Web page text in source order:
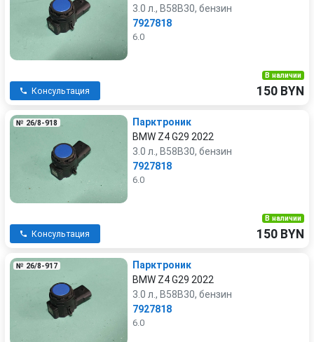
3.0 л., B58B30, бензин
7927818
6.0
Консультация
В наличии
150 BYN
№ 26/8-918
Парктроник
BMW Z4 G29 2022
3.0 л., B58B30, бензин
7927818
6.0
Консультация
В наличии
150 BYN
№ 26/8-917
Парктроник
BMW Z4 G29 2022
3.0 л., B58B30, бензин
7927818
6.0